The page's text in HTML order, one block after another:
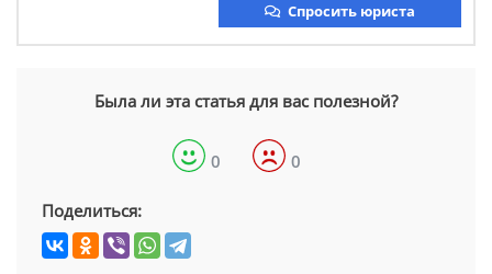
Спросить юриста
Была ли эта статья для вас полезной?
0 0
Поделиться: